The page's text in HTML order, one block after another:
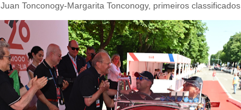
Juan Tonconogy-Margarita Tonconogy, primeiros classificados